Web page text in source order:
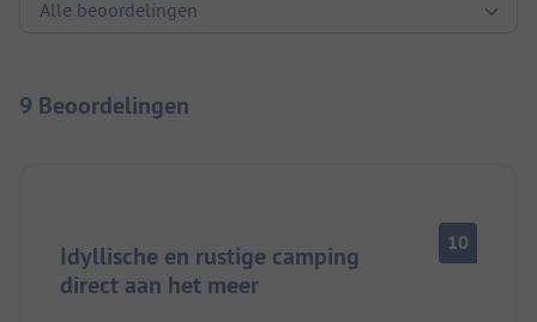
9 Beoordelingen
Idyllische en rustige camping
direct aan het meer
10